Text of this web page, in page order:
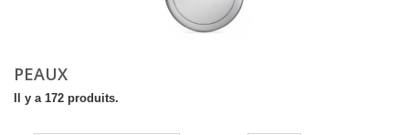
PEAUX
Il y a 172 produits.